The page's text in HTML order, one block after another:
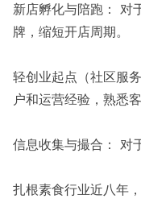
新店孵化与陪跑： 对
牌，缩短开店周期。
轻创业起点（社区服
户和运营经验，熟悉
信息收集与撮合： 对
扎根素食行业近八年